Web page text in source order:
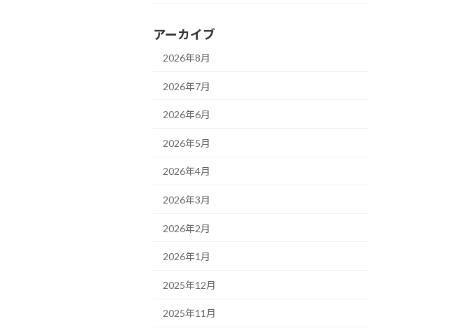
アーカイブ
2026年8月
2026年7月
2026年6月
2026年5月
2026年4月
2026年3月
2026年2月
2026年1月
2025年12月
2025年11月